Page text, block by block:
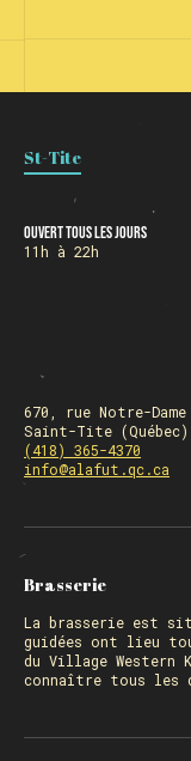
St-Tite
Ouvert tous les jours
11h à 22h
670, rue Notre-Dame
Saint-Tite (Québec)
(418) 365-4370
info@alafut.qc.ca
Brasserie
La brasserie est
guidées ont lieu
du Village Western
connaître tous les